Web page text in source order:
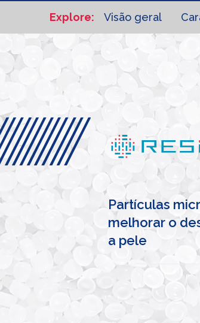
Explore: Visão geral
Partículas
melhorar o
a pele